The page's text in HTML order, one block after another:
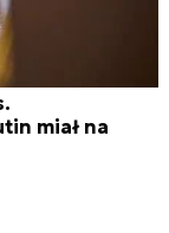
miał na